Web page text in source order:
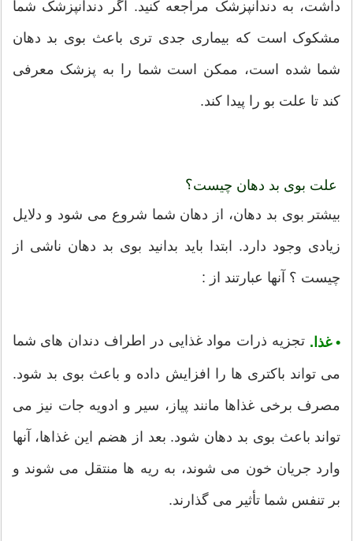
داشت، به دندانپزشک مراجعه کنید. اگر دندانپزشک شما
مشکوک است که بیماری جدی تری باعث بوی بد دهان
شما شده است، ممکن است شما را به پزشک معرفی
کند تا علت بو را پیدا کند.
علت بوی بد دهان چیست؟
بیشتر بوی بد دهان، از دهان شما شروع می شود و دلایل
زیادی وجود دارد. ابتدا باید بدانید بوی بد دهان ناشی از
چیست ؟ آنها عبارتند از :
• غذا. تجزیه ذرات مواد غذایی در اطراف دندان های شما
می تواند باکتری ها را افزایش داده و باعث بوی بد شود.
مصرف برخی غذاها مانند پیاز، سیر و ادویه جات نیز می
تواند باعث بوی بد دهان شود. بعد از هضم این غذاها، آنها
وارد جریان خون می شوند، به ریه ها منتقل می شوند و
بر تنفس شما تأثیر می گذارند.